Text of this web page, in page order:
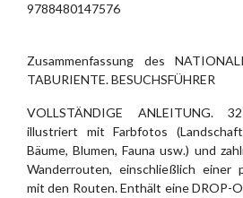
9788480147576
Zusammenfassung des
TABURIENTE. BESUCHSFÜHRER
VOLLSTÄNDIGE ANLEITUNG.
illustriert mit Farbfotos
Bäume, Blumen, Fauna usw.) und
Wanderrouten, einschließlich einer
mit den Routen. Enthält eine DROP-